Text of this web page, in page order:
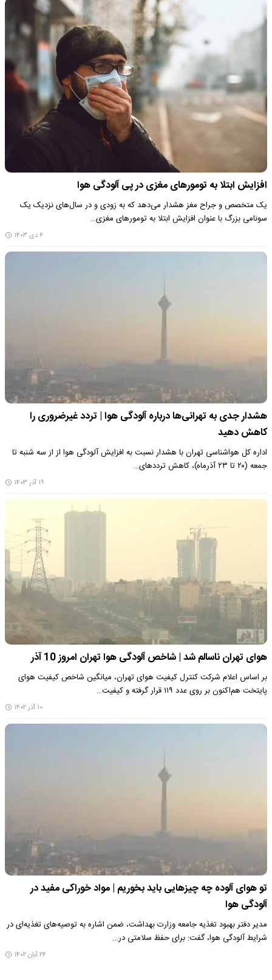
افزایش ابتلا به تومور‌های مغزی در پی آلودگی هوا
یک متخصص و جراح مغز هشدار می‌دهد که به زودی و در سال‌های نزدیک یک
سونامی بزرگ با عنوان افزایش ابتلا به تومور‌های مغزی…
۶ دی ۱۴۰۳
هشدار جدی به تهرانی‌ها درباره آلودگی هوا | تردد غیرضروری را
کاهش دهید
اداره کل هواشناسی تهران با هشدار نسبت به افزایش آلودگی هوا از از سه شنبه تا
جمعه (۲۰ تا ۲۳ آذرماه)، کاهش ترددهای…
۱۹ آذر ۱۴۰۳
هوای تهران ناسالم شد | شاخص آلودگی هوا تهران امروز 10 آذر
بر اساس اعلام شرکت کنترل کیفیت هوای تهران، میانگین شاخص کیفیت هوای
پایتخت هم‌اکنون بر روی عدد ۱۱۹ قرار گرفته و کیفیت…
۱۰ آذر ۱۴۰۲
تو هوای آلوده چه چیزهایی باید بخوریم | مواد خوراکی مفید در
آلودگی هوا
مدیر دفتر بهبود تغذیه جامعه وزارت بهداشت، ضمن اشاره به توصیه‌های تغذیه‌ای در
شرایط آلودگی هوا، گفت: برای حفظ سلامتی در…
۲۴ آبان ۱۴۰۲